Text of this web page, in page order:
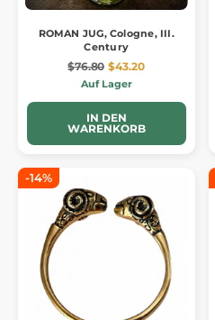
ROMAN JUG, Cologne, III.
Century
$76.80 $43.20
Auf Lager
IN DEN
WARENKORB
-14%